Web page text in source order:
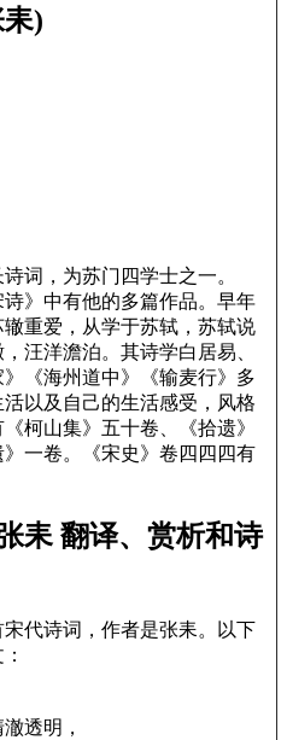
)
词，为苏门四学士之一。
诗》中有他的多篇作品。早年
重爱，从学于苏轼，苏轼说
汪洋澹泊。其诗学白居易、
《海州道中》《输麦行》多
以及自己的生活感受，风格
柯山集》五十卷、《拾遗》
一卷。《宋史》卷四四四有
耒 翻译、赏析和诗
宋代诗词，作者是张耒。以下
透明，